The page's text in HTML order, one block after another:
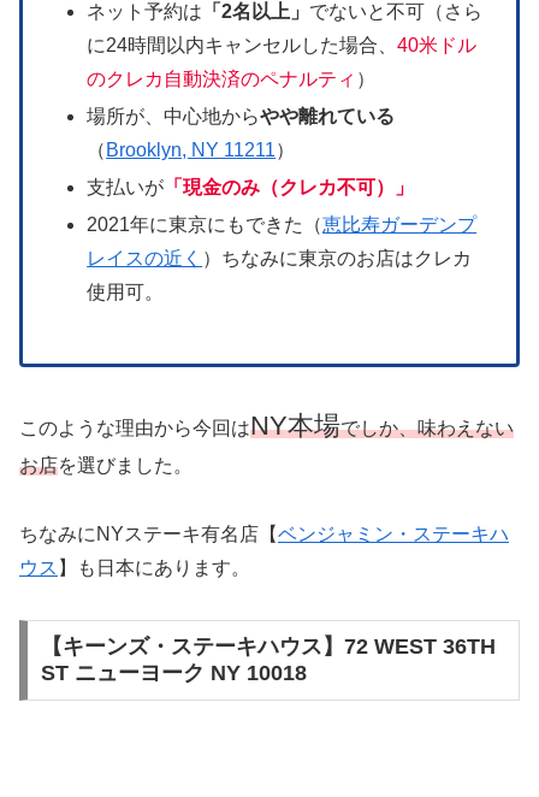
ネット予約は 「2名以上」 でないと不可（さら
に24時間以内キャンセルした場合、40米ドル
のクレカ自動決済のペナルティ ）
場所が、中心地からやや離れている
（ Brooklyn, NY 11211）
支払いが 「現金のみ（クレカ不可）」
2021年に東京にもできた（恵比寿ガーデンプ
レイスの近く ）ちなみに東京のお店はクレカ
使用可。
このような理由から今回はNY本場でしか、味わえない
お店を選びました。
ちなみにNYステーキ有名店【ベンジャミン・ステーキハ
ウス 】も日本にあります。
【キーンズ・ステーキハウス】72 WEST 36TH
ST ニューヨーク NY 10018